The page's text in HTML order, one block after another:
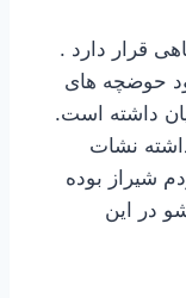
قرار دارد .
حوضچه های
داشته است.
نشات
شیراز بوده
در این